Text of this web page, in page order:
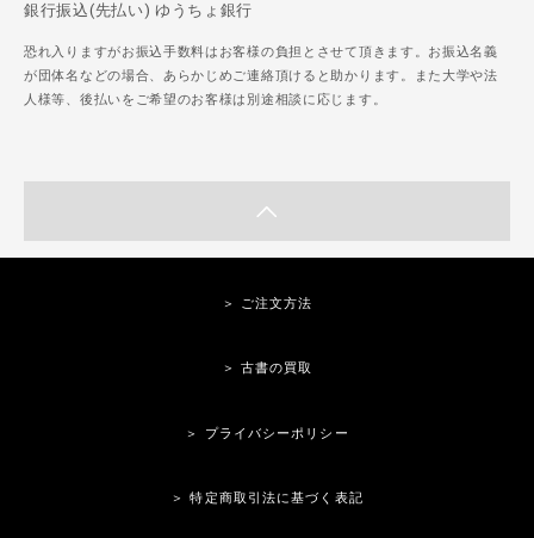
銀行振込(先払い) ゆうちょ銀行
恐れ入りますがお振込手数料はお客様の負担とさせて頂きます。お振込名義
が団体名などの場合、あらかじめご連絡頂けると助かります。また大学や法
人様等、後払いをご希望のお客様は別途相談に応じます。
＞ ご注文方法
＞ 古書の買取
＞ プライバシーポリシー
＞ 特定商取引法に基づく表記